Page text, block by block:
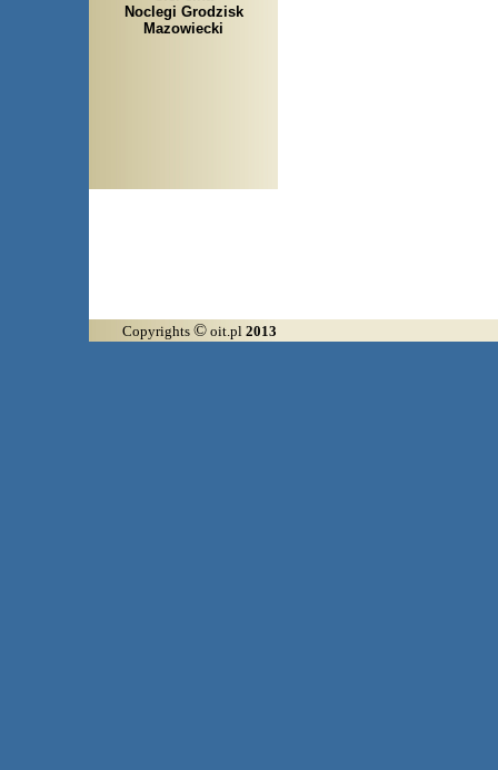
Noclegi Grodzisk
Mazowiecki
Copyrights © oit.pl 2013